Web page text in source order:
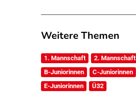
Weitere Themen
1. Mannschaft
2. Mannschaft
B-Juniorinnen
C-Juniorinnen
E-Juniorinnen
Ü32